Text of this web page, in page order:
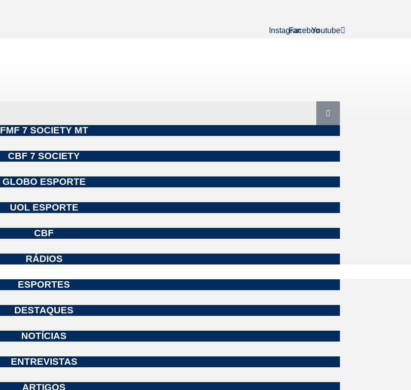
InstagramFacebookYoutube
FMF 7 SOCIETY MT
CBF 7 SOCIETY
GLOBO ESPORTE
UOL ESPORTE
CBF
RÁDIOS
ESPORTES
DESTAQUES
NOTÍCIAS
ENTREVISTAS
ARTIGOS